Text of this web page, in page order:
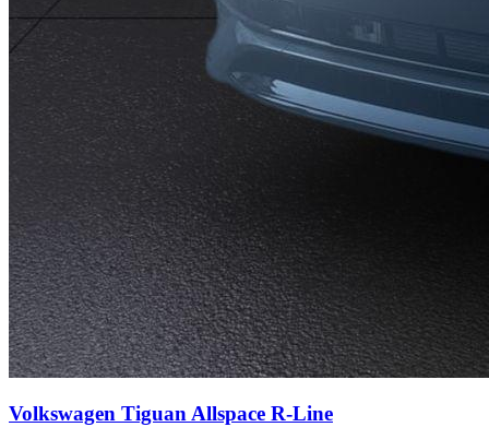
Volkswagen Tiguan Allspace R-Line